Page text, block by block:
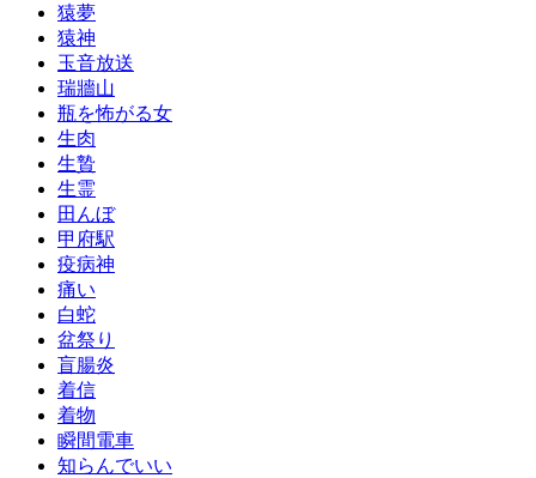
猿夢
猿神
玉音放送
瑞牆山
瓶を怖がる女
生肉
生贄
生霊
田んぼ
甲府駅
疫病神
痛い
白蛇
盆祭り
盲腸炎
着信
着物
瞬間電車
知らんでいい